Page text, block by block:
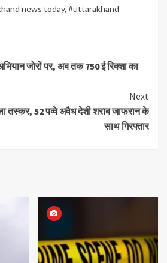
news today, #uttarakhand
जोरों पर, अब तक 750 ई रिक्शा का
Next
तस्कर, 52 पव्वे अवैध देशी शराब जाफरान के
साथ गिरफ्तार